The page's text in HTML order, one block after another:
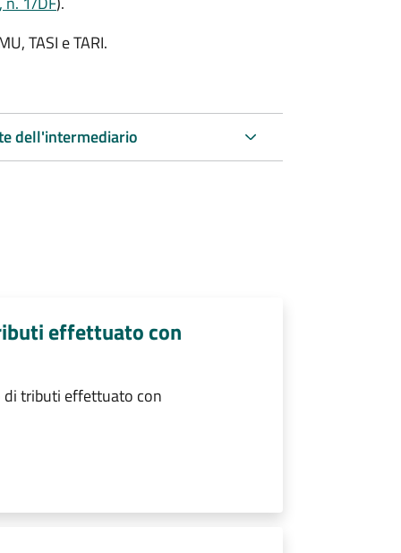
TASI e TARI.
dell'intermediario
effettuato con
di tributi effettuato con